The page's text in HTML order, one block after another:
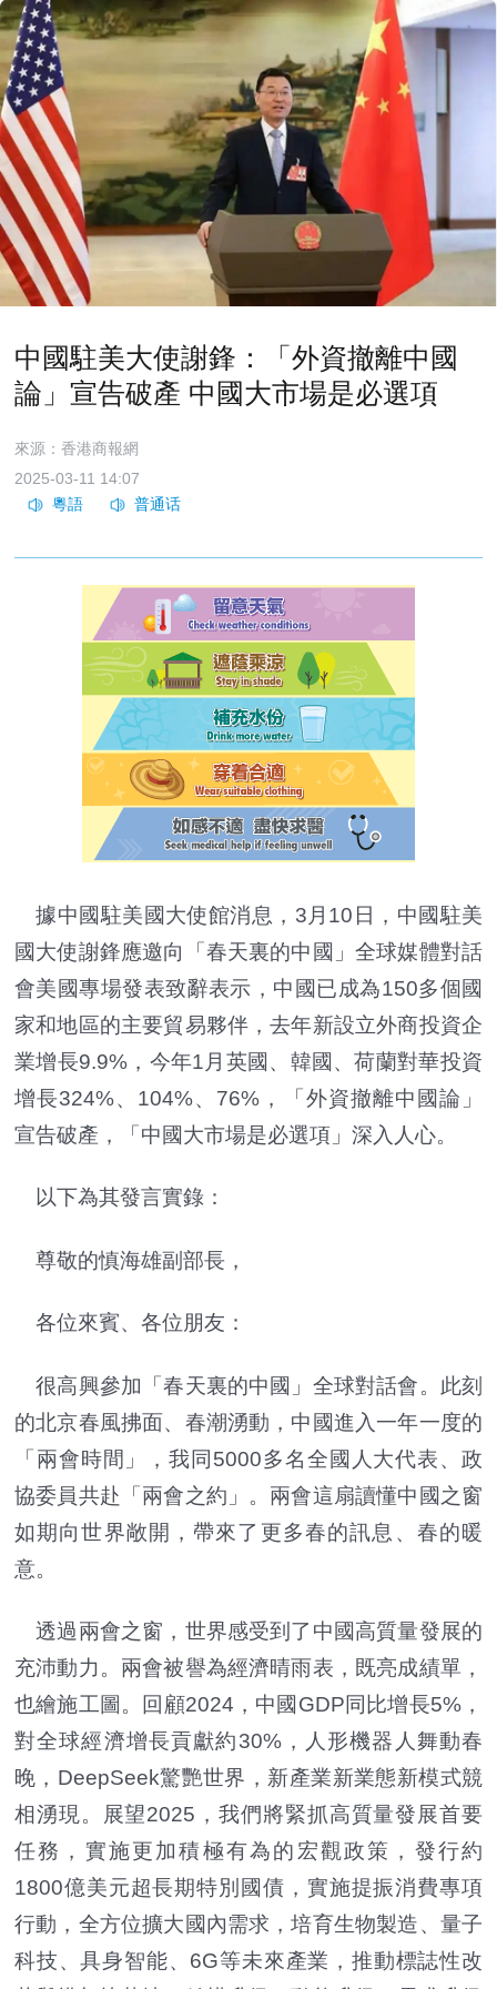
中國駐美大使謝鋒：「外資撤離中國
論」宣告破產 中國大市場是必選項
來源：香港商報網
2025-03-11 14:07
據中國駐美國大使館消息，3月10日，中國駐美
國大使謝鋒應邀向「春天裏的中國」全球媒體對話
會美國專場發表致辭表示，中國已成為150多個國
家和地區的主要貿易夥伴，去年新設立外商投資企
業增長9.9%，今年1月英國、韓國、荷蘭對華投資
增長324%、104%、76%，「外資撤離中國論」
宣告破產，「中國大市場是必選項」深入人心。
以下為其發言實錄：
尊敬的慎海雄副部長，
各位來賓、各位朋友：
很高興參加「春天裏的中國」全球對話會。此刻
的北京春風拂面、春潮湧動，中國進入一年一度的
「兩會時間」，我同5000多名全國人大代表、政
協委員共赴「兩會之約」。兩會這扇讀懂中國之窗
如期向世界敞開，帶來了更多春的訊息、春的暖
意。
透過兩會之窗，世界感受到了中國高質量發展的
充沛動力。兩會被譽為經濟晴雨表，既亮成績單，
也繪施工圖。回顧2024，中國GDP同比增長5%，
對全球經濟增長貢獻約30%，人形機器人舞動春
晚，DeepSeek驚艷世界，新產業新業態新模式競
相湧現。展望2025，我們將緊抓高質量發展首要
任務，實施更加積極有為的宏觀政策，發行約
1800億美元超長期特別國債，實施提振消費專項
行動，全方位擴大國內需求，培育生物製造、量子
科技、具身智能、6G等未來產業，推動標誌性改